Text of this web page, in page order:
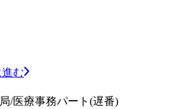
む
/医療事務パート(遅番)